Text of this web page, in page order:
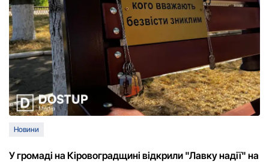
Новини
У громаді на Кіровоградщині відкрили "Лавку надії" на